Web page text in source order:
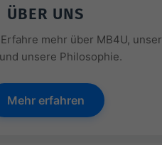
ÜBER UNS
mehr über MB4U, unser
unsere Philosophie.
Mehr erfahren